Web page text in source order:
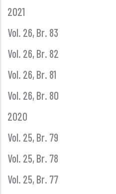
2021
Vol. 26, Br. 83
Vol. 26, Br. 82
Vol. 26, Br. 81
Vol. 26, Br. 80
2020
Vol. 25, Br. 79
Vol. 25, Br. 78
Vol. 25, Br. 77